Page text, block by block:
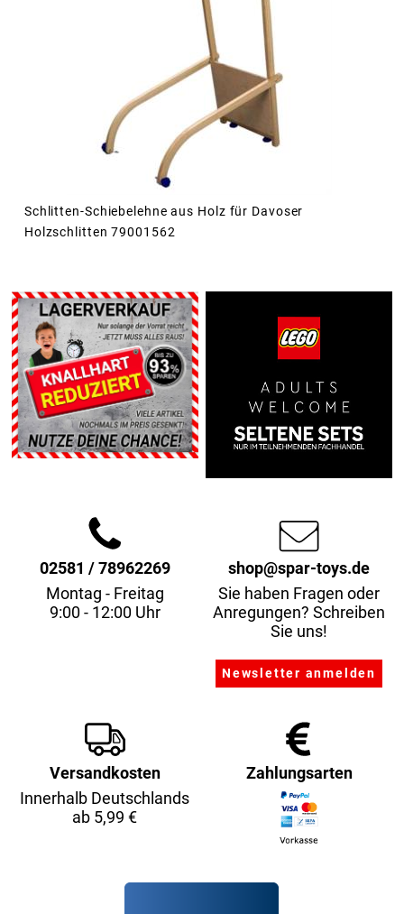
Schlitten-Schiebelehne aus Holz für Davoser
Holzschlitten 79001562
02581 / 78962269
Montag - Freitag
9:00 - 12:00 Uhr
shop@spar-toys.de
Sie haben Fragen oder
Anregungen? Schreiben
Sie uns!
Versandkosten
Innerhalb Deutschlands
ab 5,99 €
Zahlungsarten